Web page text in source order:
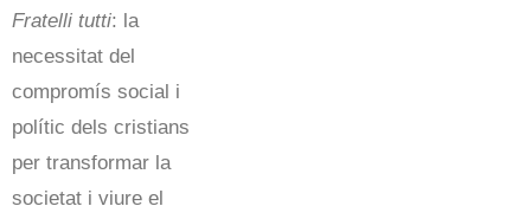
Fratelli tutti: la
necessitat del
compromís social i
polític dels cristians
per transformar la
societat i viure el